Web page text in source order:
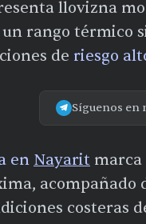
llovizna
rango térmico
de riesgo
Síguenos en
en Nayarit marca
acompañado
costeras